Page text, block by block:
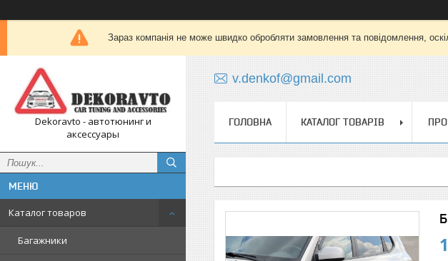
Зараз компанія не може швидко обробляти замовлення та повідомлення,
Dekoravto - автотюнинг и
аксессуары
Каталог товаров
Багажники
v.denkof@gmail.com
ГОЛОВНА КАТАЛОГ ТОВАРІВ